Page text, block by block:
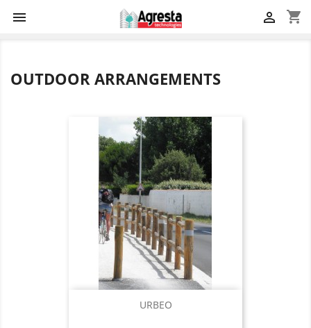
 shopping_cart

OUTDOOR ARRANGEMENTS
URBEO